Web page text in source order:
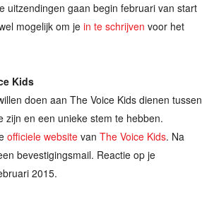
uitzendingen gaan begin februari van start
mogelijk om je in te schrijven voor het
Kids
doen aan The Voice Kids dienen tussen
zijn en een unieke stem te hebben.
officiele website van The Voice Kids. Na
bevestigingsmail. Reactie op je
2015.